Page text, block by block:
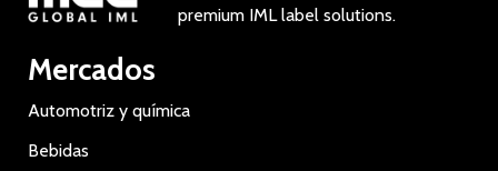
premium IML label solutions.
Mercados
Automotriz y química
Bebidas